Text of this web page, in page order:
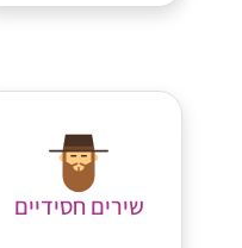
שירים חסידיים